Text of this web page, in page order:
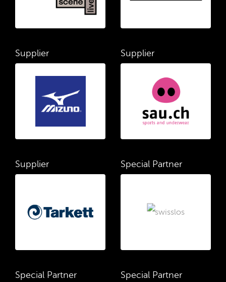
Supplier Supplier
Supplier Special Partner
Special Partner Special Partner